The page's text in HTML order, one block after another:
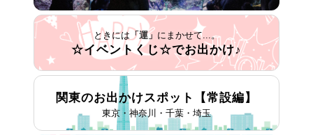
ときには 「運」 にまかせて...。
☆イベントくじ☆でお出かけ♪
関東のお出かけスポット 【常設編】
東京・神奈川・千葉・埼玉